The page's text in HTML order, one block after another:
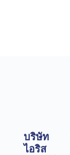
บริษัท
ไอริส